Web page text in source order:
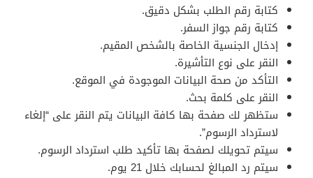
كتابة رقم الطلب بشكل دقيق.
كتابة رقم جواز السفر.
إدخال الجنسية الخاصة بالشخص المقيم.
النقر على نوع التأشيرة.
التأكد من صحة البيانات الموجودة في الموقع.
النقر على كلمة بحث.
ستظهر لك صفحة بها كافة البيانات يتم النقر على “إلغاء
لاسترداد الرسوم”.
سيتم تحويلك لصفحة بها تأكيد طلب استرداد الرسوم.
سيتم رد المبالغ لحسابك خلال 21 يوم.